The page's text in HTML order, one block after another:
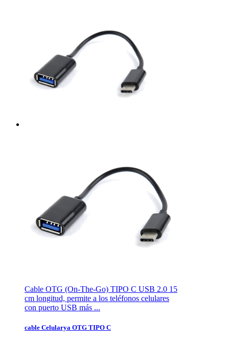
Cable OTG (On-The-Go) TIPO C USB 2.0 15
cm longitud, permite a los teléfonos celulares
con puerto USB más ...
cable Celularya OTG TIPO C